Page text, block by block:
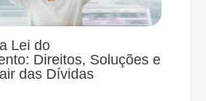
Lei do
Direitos, Soluções e
das Dívidas